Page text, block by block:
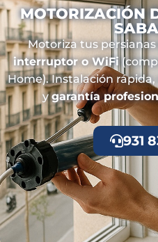
MOTORIZACIÓN
Motoriza tus persianas
interruptor o WiFi
Home). Instalación
ygarantía
931